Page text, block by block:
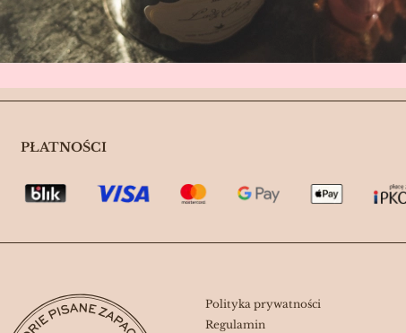
PŁATNOŚCI
Linki w stopce
Polityka prywatności
Regulamin